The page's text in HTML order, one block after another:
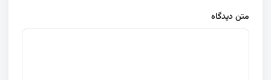
متن دیدگاه